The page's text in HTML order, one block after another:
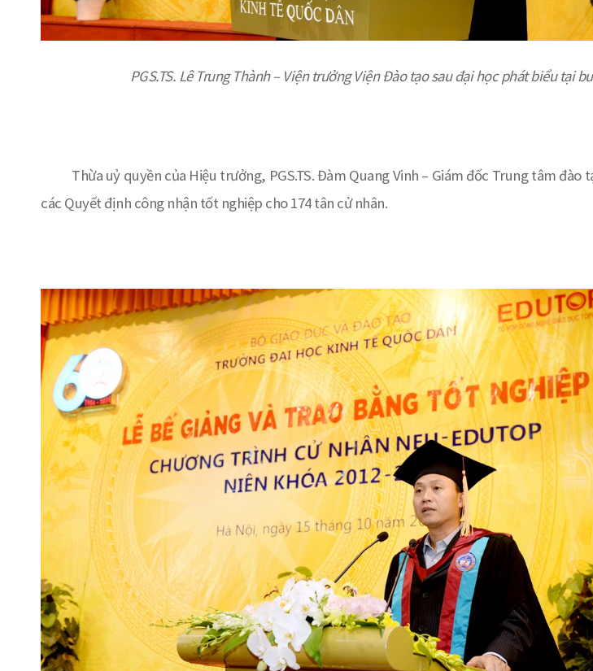
PGS.TS. Lê Trung Thành – Viện trưởng Viện Đào tạo sau đại họcphát biểu tại
Thừa uỷ quyền của Hiệu trưởng, PGS.TS. Đàm Quang Vinh – Giám đốc Trung tâm đào
các Quyết định công nhận tốt nghiệp cho 174 tân cử nhân.